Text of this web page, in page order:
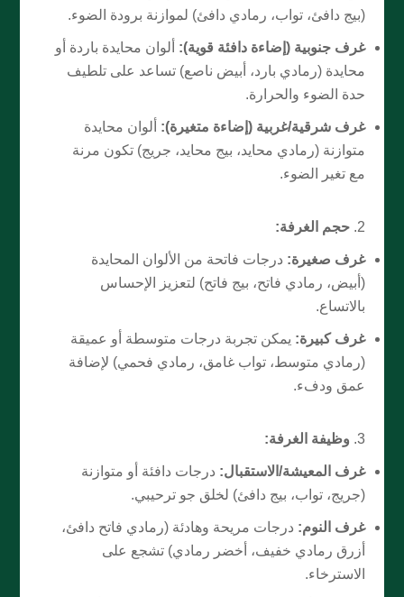
(بيج دافئ، تواب، رمادي دافئ) لموازنة برودة الضوء.
غرف جنوبية (إضاءة دافئة قوية): ألوان محايدة باردة أو
محايدة (رمادي بارد، أبيض ناصع) تساعد على تلطيف
حدة الضوء والحرارة.
غرف شرقية/غربية (إضاءة متغيرة): ألوان محايدة
متوازنة (رمادي محايد، بيج محايد، جريج) تكون مرنة
مع تغير الضوء.
حجم الغرفة:
غرف صغيرة: درجات فاتحة من الألوان المحايدة
(أبيض، رمادي فاتح، بيج فاتح) لتعزيز الإحساس
بالاتساع.
غرف كبيرة: يمكن تجربة درجات متوسطة أو عميقة
(رمادي متوسط، تواب غامق، رمادي فحمي) لإضافة
عمق ودفء.
وظيفة الغرفة:
غرف المعيشة/الاستقبال: درجات دافئة أو متوازنة
(جريج، تواب، بيج دافئ) لخلق جو ترحيبي.
غرف النوم: درجات مريحة وهادئة (رمادي فاتح دافئ،
أزرق رمادي خفيف، أخضر رمادي) تشجع على
الاسترخاء.